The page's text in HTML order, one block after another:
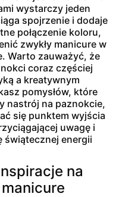
wystarczy jeden
spojrzenie i dodaje
połączenie koloru,
zwykły manicure w
Warto zauważyć, że
coraz częściej
a kreatywnym
pomysłów, które
nastrój na paznokcie,
się punktem wyjścia
uwagę i
świątecznej energii
na